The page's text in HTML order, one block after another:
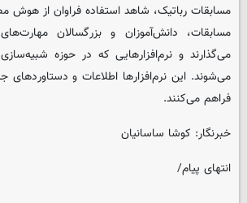
مسابقات رباتیک، شاهد استفاده فراوان از هوش
مسابقات، دانش‌آموزان و بزرگسالان
می‌گذارند و نرم‌افزارهایی که در حوزه
می‌شوند. این نرم‌افزارها اطلاعات و دستاوردهای
فراهم می‌کنند.
خبرنگار: کوشا ساسانیان
انتهای پیام/